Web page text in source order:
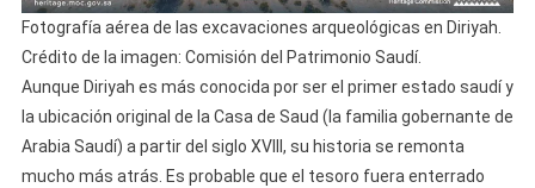
Fotografía aérea de las excavaciones arqueológicas en Diriyah.
Crédito de la imagen: Comisión del Patrimonio Saudí.
Aunque Diriyah es más conocida por ser el primer estado saudí y
la ubicación original de la Casa de Saud (la familia gobernante de
Arabia Saudí) a partir del siglo XVIII, su historia se remonta
mucho más atrás. Es probable que el tesoro fuera enterrado